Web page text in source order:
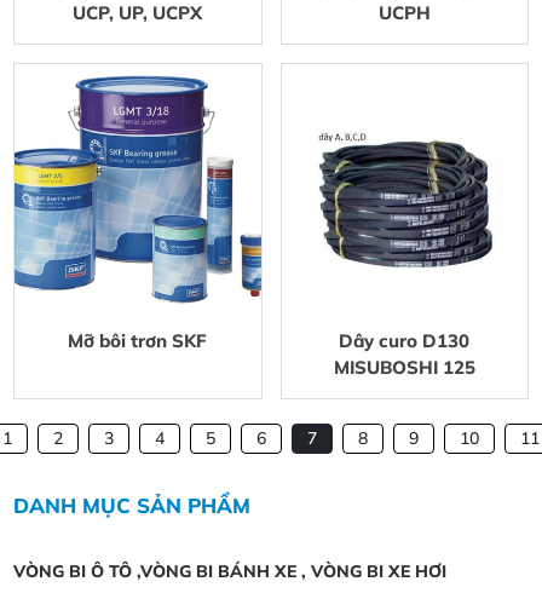
UCP, UP, UCPX
UCPH
Mỡ bôi trơn SKF
Dây curo D130
MISUBOSHI 125
1 2 3 4 5 6 7 8 9 10 11
DANH MỤC SẢN PHẨM
VÒNG BI Ô TÔ ,VÒNG BI BÁNH XE , VÒNG BI XE HƠI